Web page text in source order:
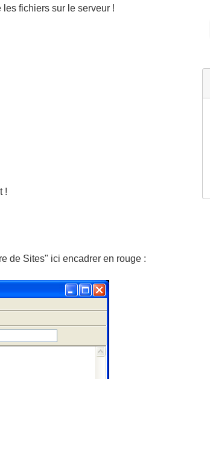
fichiers sur le serveur !
!
de Sites" ici encadrer en rouge :